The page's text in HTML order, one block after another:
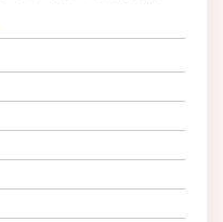
携のもと総合的なサービスを実
るよう努めています。